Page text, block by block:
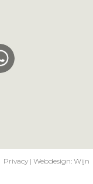
Privacy | Webdesign: Wijn